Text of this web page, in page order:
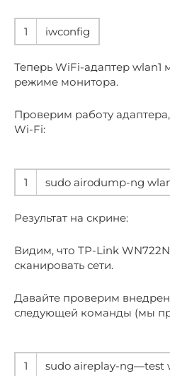
1 iwconfig
Теперь WiFi-адаптер wlan1
режиме монитора.
Проверим работу
Wi-Fi:
1 sudo airodump-ng
Результат на скрине:
Видим, что TP-Link
сканировать сети.
Давайте проверим
следующей команды (мы
1 sudo aireplay-ng—test